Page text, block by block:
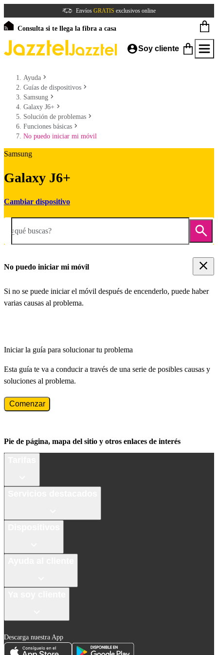
Envíos GRATIS exclusivos online
Consulta si te llega la fibra a casa
Soy cliente
Ayuda
Guías de dispositivos
Samsung
Galaxy J6+
Solución de problemas
Funciones básicas
No puedo iniciar mi móvil
Samsung
Galaxy J6+
Cambiar dispositivo
¿qué buscas?
No puedo iniciar mi móvil
Si no se puede iniciar el móvil después de encenderlo, puede haber
varias causas al problema.
Iniciar la guía para solucionar tu problema
Esta guía te va a conducir a través de una serie de posibles causas y
soluciones al problema.
Comenzar
Pie de página, mapa del sitio y otros enlaces de interés
Descarga nuestra App